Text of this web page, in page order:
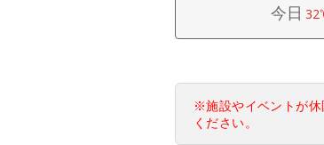
今日
※施設やイベントが休
ください。